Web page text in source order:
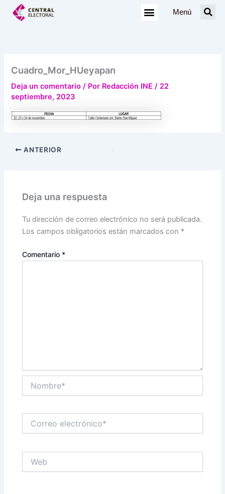
Menú
Cuadro_Mor_HUeyapan
Deja un comentario / Por Redacción INE/ 22
septiembre, 2023
ANTERIOR
Deja una respuesta
Tu dirección de correo electrónico no será publicada.
Los campos obligatorios están marcados con *
Comentario *
electrónico*